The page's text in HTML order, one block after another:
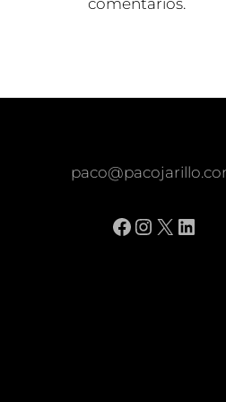
comentarios.
Facebook
X